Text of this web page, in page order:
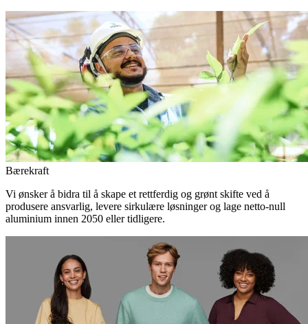
Bærekraft
Vi ønsker å bidra til å skape et rettferdig og grønt skifte ved å
produsere ansvarlig, levere sirkulære løsninger og lage netto-null
aluminium innen 2050 eller tidligere.